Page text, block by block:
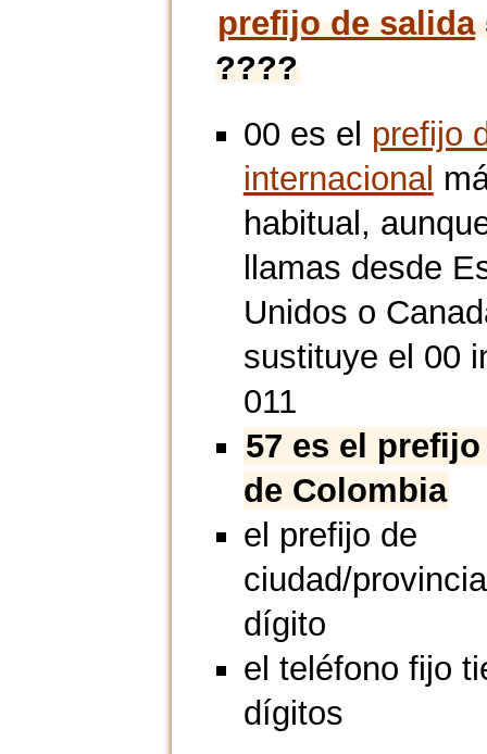
prefijo de salida
????
00 es el prefijo
internacional
habitual,
llamas desde
Unidos o
sustituye el 00
011
57 es el
de Colombia
el prefijo de
ciudad/
dígito
el teléfono fijo
dígitos